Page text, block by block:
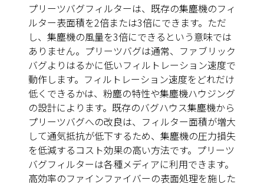
プリーツバグフィルターは、既存の集塵機のフィ
ルター表面積を2倍または3倍にできます。ただ
し、集塵機の風量を3倍にできるという意味では
ありません。プリーツバグは通常、ファブリック
バグよりはるかに低いフィルトレーション速度で
動作します。フィルトレーション速度をどれだけ
低くできるかは、粉塵の特性や集塵機ハウジング
の設計によります。既存のバグハウス集塵機から
プリーツバグへの改良は、フィルター面積が増大
して通気抵抗が低下するため、集塵機の圧力損失
を低減するコスト効果の高い方法です。プリーツ
バグフィルターは各種メディアに利用できます。
高効率のファインファイバーの表面処理を施した